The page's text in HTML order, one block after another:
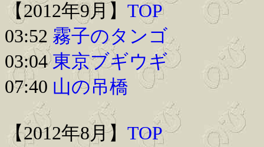
【2012年9月】 TOP
03:52 霧子のタンゴ
03:04東京ブギウギ
07:40 山の吊橋
【2012年8月】 TOP